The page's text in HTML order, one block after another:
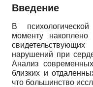
Введение
В
моменту
нарушений при
Анализ
близких и
что большинство